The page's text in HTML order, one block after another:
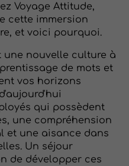
Voyage Attitude,
cette immersion
et voici pourquoi.
une nouvelle culture à
de mots et
vos horizons
qui possèdent
une compréhension
et une aisance dans
Un séjour
de développer ces